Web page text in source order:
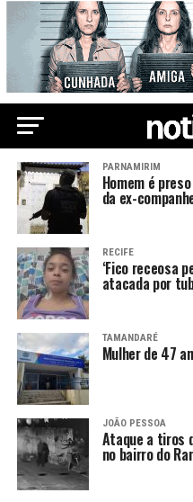
PARNAMIRIM
Homem é
da ex-
RECIFE
‘Fico receosa
atacada por
TAMANDARÉ
Mulher de 47
JOÃO PESSOA
Ataque a tiros
no bairro do